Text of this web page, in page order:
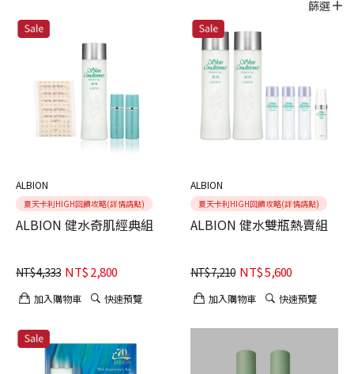
篩選
ALBION
夏天卡利HIGH回饋攻略(詳情請點)
ALBION 健水奇肌經典組
NT$4,333 NT$2,800
加入購物車 快速預覽
ALBION
夏天卡利HIGH回饋攻略(詳情請點)
ALBION 健水雙瓶熱賣組
NT$7,210 NT$5,600
加入購物車 快速預覽